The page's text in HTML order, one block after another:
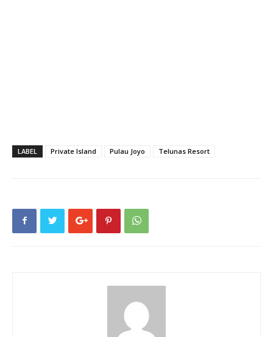
LABEL Private Island Pulau Joyo Telunas Resort